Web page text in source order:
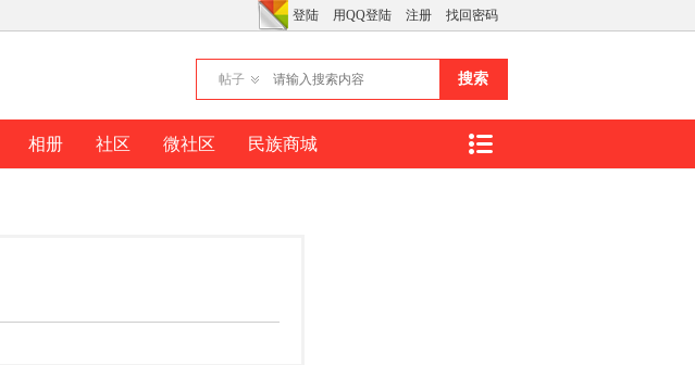
登陆 用QQ登陆 注册 找回密码
帖子 搜索
相册 社区 微社区 民族商城